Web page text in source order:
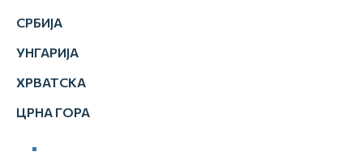
СРБИЈА
УНГАРИЈА
ХРВАТСКА
ЦРНА ГОРА